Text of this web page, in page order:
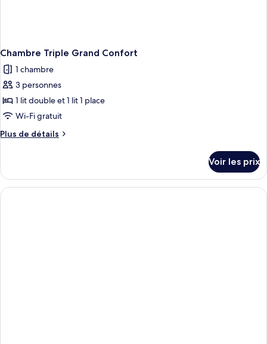
Chambre Triple Grand Confort
1 chambre
3 personnes
1 lit double et 1 lit 1 place
Wi-Fi gratuit
Plus de détails
Plus
le
type
de
Voir les prix